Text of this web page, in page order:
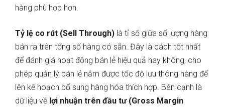
hàng phù hợp hơn.
Tỷ lệ co rút (Sell Through) là tỉ số giữa số lượng hàng
bán ra trên tổng số hàng có sẵn. Đây là cách tốt nhất
để đánh giá hoạt động bán lẻ hiệu quả hay không, cho
phép quản lý bán lẻ nắm được tốc độ lưu thông hàng để
lên kế hoạch bổ sung hàng hóa thích hợp. Bên cạnh là
dữ liệu về lợi nhuận trên đầu tư (Gross Margin